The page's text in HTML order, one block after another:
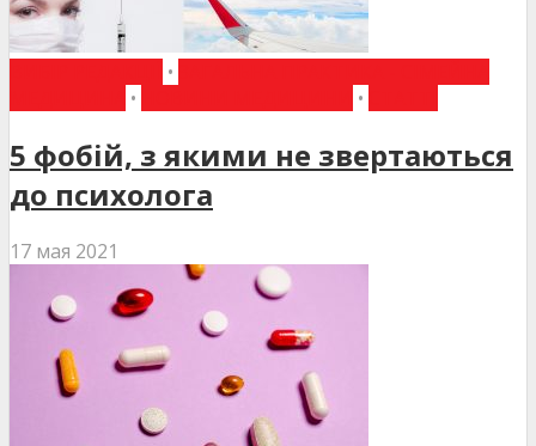
•
• •
5 фобій, з якими не звертаються
до психолога
17 мая 2021